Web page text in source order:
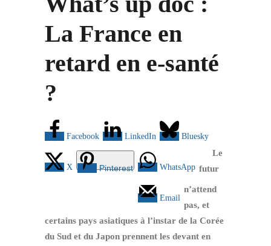
La France en
retard en e-santé
?
Facebook LinkedIn Bluesky
X Pinterest WhatsApp
Email
Le
futur
n’attend
pas, et
certains pays asiatiques à l’instar de la Corée
du Sud et du Japon prennent les devant en